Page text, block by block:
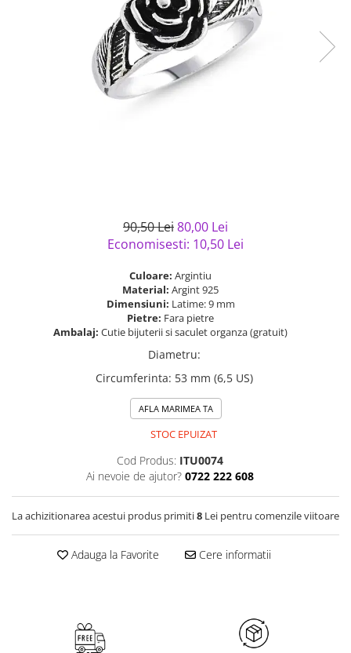
Bijuterii argint placat cu aur
Bijuterii argint cu diverse
Bijuterii argint cu murano
Bijuterii gotice si rock
Bijuterii Handmade
Bijuterii fantezie
90,50 Lei80,00 Lei
Economisesti: 10,50 Lei
Culoare: Argintiu
Material: Argint 925
Dimensiuni: Latime: 9 mm
Pietre: Fara pietre
Ambalaj: Cutie bijuterii si saculet organza (gratuit)
Diametru:
Circumferinta: 53 mm (6,5 US)
AFLA MARIMEA TA
STOC EPUIZAT
Cod Produs: ITU0074
Ai nevoie de ajutor? 0722 222 608
La achizitionarea acestui produs primiti8 Lei pentru comenzile viitoare
Adauga la Favorite Cere informatii